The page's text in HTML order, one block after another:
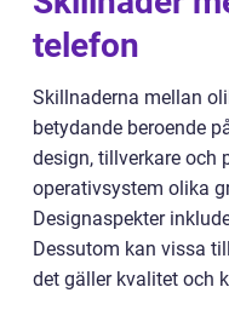
telefon
Skillnaderna mellan
betydande beroende
design, tillverkare och
operativsystem olika
Designaspekter
Dessutom kan vissa
det gäller kvalitet och